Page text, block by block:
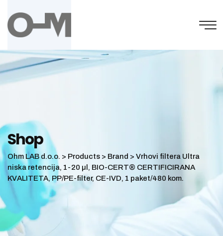
content
Shop
Ohm LAB d.o.o. > Products > Brand > Vrhovi filtera Ultra
niska retencija, 1-20 µl, BIO-CERT® CERTIFICIRANA
KVALITETA, PP/PE-filter, CE-IVD, 1 paket/480 kom.